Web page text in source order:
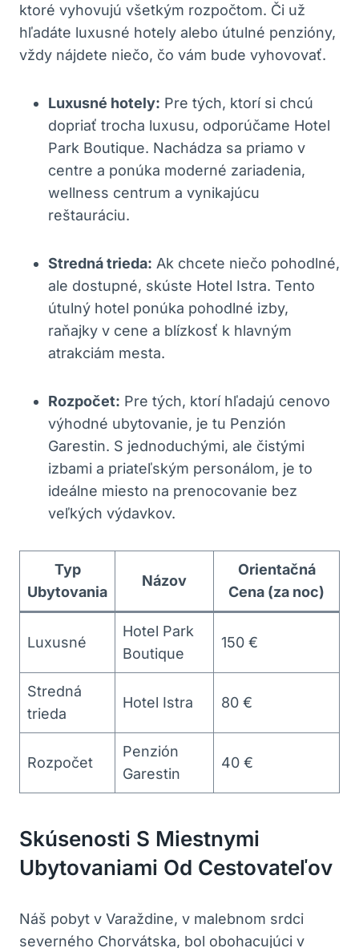
ktoré vyhovujú všetkým rozpočtom. Či už
hľadáte luxusné hotely alebo útulné penzióny,
vždy nájdete niečo, čo vám bude vyhovovať.
Luxusné hotely: Pre tých, ktorí si chcú
dopriať trocha luxusu, odporúčame Hotel
Park Boutique. Nachádza sa priamo v
centre a ponúka moderné zariadenia,
wellness centrum a vynikajúcu
reštauráciu.
Stredná trieda: Ak chcete niečo pohodlné,
ale dostupné, skúste Hotel Istra. Tento
útulný hotel ponúka pohodlné izby,
raňajky v cene a blízkosť k hlavným
atrakciám mesta.
Rozpočet: Pre tých, ktorí hľadajú cenovo
výhodné ubytovanie, je tu Penzión
Garestin. S jednoduchými, ale čistými
izbami a priateľským personálom, je to
ideálne miesto na prenocovanie bez
veľkých výdavkov.
Typ
Ubytovania
Názov
Orientačná
Cena (za noc)
Luxusné
Hotel Park
Boutique
150 €
Stredná
trieda
Hotel Istra 80 €
Rozpočet
Penzión
Garestin
40 €
Skúsenosti S Miestnymi
Ubytovaniami Od Cestovateľov
Náš pobyt v Varaždine, v malebnom srdci
severného Chorvátska, bol obohacujúci v